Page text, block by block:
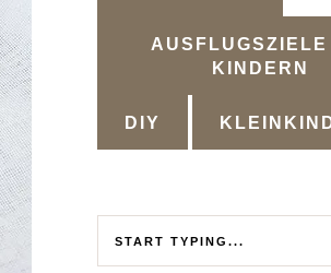
AUSFLUGSZIELE
KINDERN
DIY